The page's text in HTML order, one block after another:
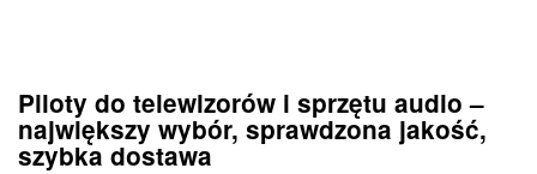
Piloty do telewizorów i sprzętu audio –
największy wybór, sprawdzona jakość,
szybka dostawa